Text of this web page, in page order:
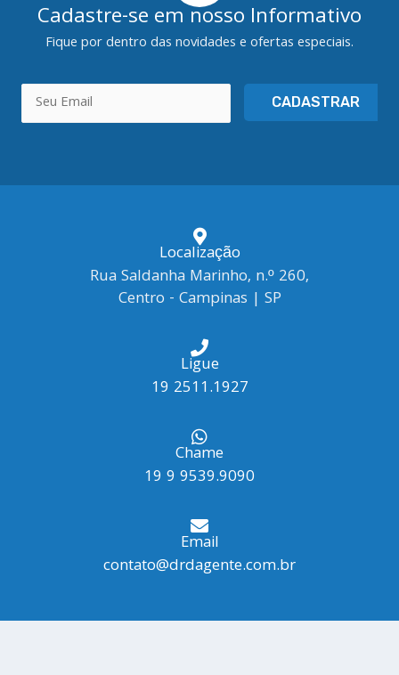
Cadastre-se em nosso Informativo
Fique por dentro das novidades e ofertas especiais.
CADASTRAR
Localização
Rua Saldanha Marinho, n.º 260,
Centro - Campinas | SP
Ligue
19 2511.1927
Chame
19 9 9539.9090
Email
contato@drdagente.com.br